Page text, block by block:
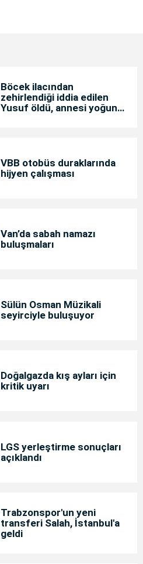
Böcek ilacından
zehirlendiği iddia edilen
Yusuf öldü, annesi yoğun
VBB otobüs duraklarında
hijyen çalışması
Van’da sabah namazı
buluşmaları
Sülün Osman Müzikali
seyirciyle buluşuyor
Doğalgazda kış ayları için
kritik uyarı
LGS yerleştirme sonuçları
açıklandı
Trabzonspor'un yeni
transferi Salah, İstanbul'a
geldi